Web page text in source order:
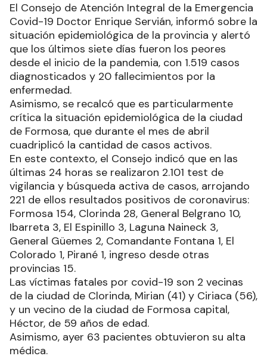
El Consejo de Atención Integral de la Emergencia
Covid-19 Doctor Enrique Servián, informó sobre la
situación epidemiológica de la provincia y alertó
que los últimos siete días fueron los peores
desde el inicio de la pandemia, con 1.519 casos
diagnosticados y 20 fallecimientos por la
enfermedad.
Asimismo, se recalcó que es particularmente
crítica la situación epidemiológica de la ciudad
de Formosa, que durante el mes de abril
cuadriplicó la cantidad de casos activos.
En este contexto, el Consejo indicó que en las
últimas 24 horas se realizaron 2.101 test de
vigilancia y búsqueda activa de casos, arrojando
221 de ellos resultados positivos de coronavirus:
Formosa 154, Clorinda 28, General Belgrano 10,
Ibarreta 3, El Espinillo 3, Laguna Naineck 3,
General Güemes 2, Comandante Fontana 1, El
Colorado 1, Pirané 1, ingreso desde otras
provincias 15.
Las víctimas fatales por covid-19 son 2 vecinas
de la ciudad de Clorinda, Mirian (41) y Ciriaca (56),
y un vecino de la ciudad de Formosa capital,
Héctor, de 59 años de edad.
Asimismo, ayer 63 pacientes obtuvieron su alta
médica.